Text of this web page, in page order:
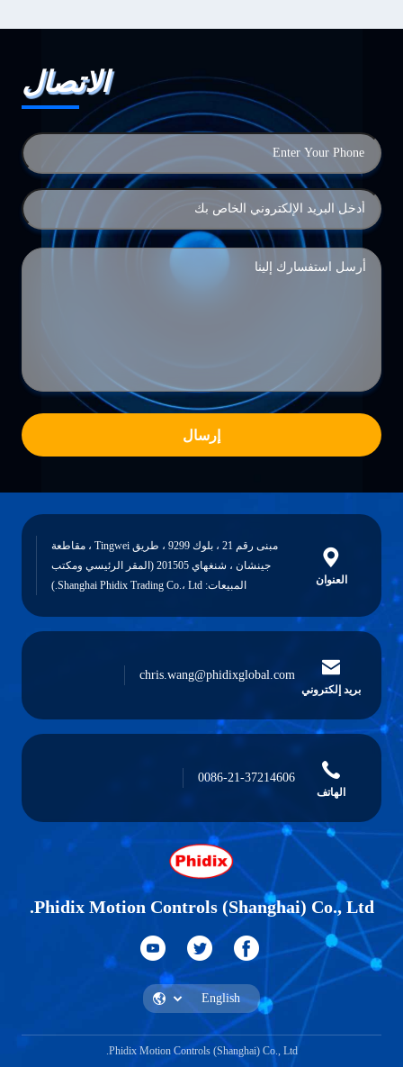
الاتصال
إرسال
العنوان
مبنى رقم 21 ، بلوك 9299 ، طريق Tingwei ، مقاطعة
جينشان ، شنغهاي 201505 (المقر الرئيسي ومكتب
المبيعات: Shanghai Phidix Trading Co.، Ltd.)
بريد إلكتروني
chris.wang@phidixglobal.com
الهاتف
0086-21-37214606
Phidix Motion Controls (Shanghai) Co., Ltd.
Phidix Motion Controls (Shanghai) Co., Ltd.